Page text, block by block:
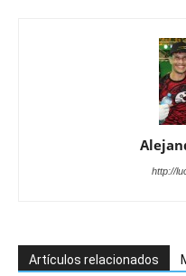
http://
Artículos relacionados